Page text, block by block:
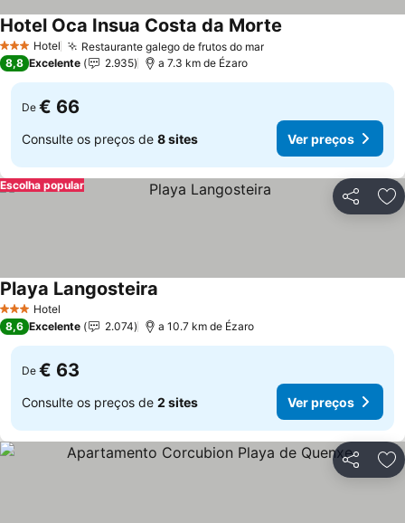
3 EstrelasHotel Restaurante galego de frutos do mar
Hotel Oca Insua Costa da Morte
8,8 Excelente 2.935 a 7.3 km de Ézaro
De € 66
Consulte os preços de 8 sites Ver preços
Partilhar
Escolha popular
3 EstrelasHotel
Playa Langosteira
8,6 Excelente 2.074 a 10.7 km de Ézaro
De € 63
Consulte os preços de 2 sites Ver preços
Partilhar